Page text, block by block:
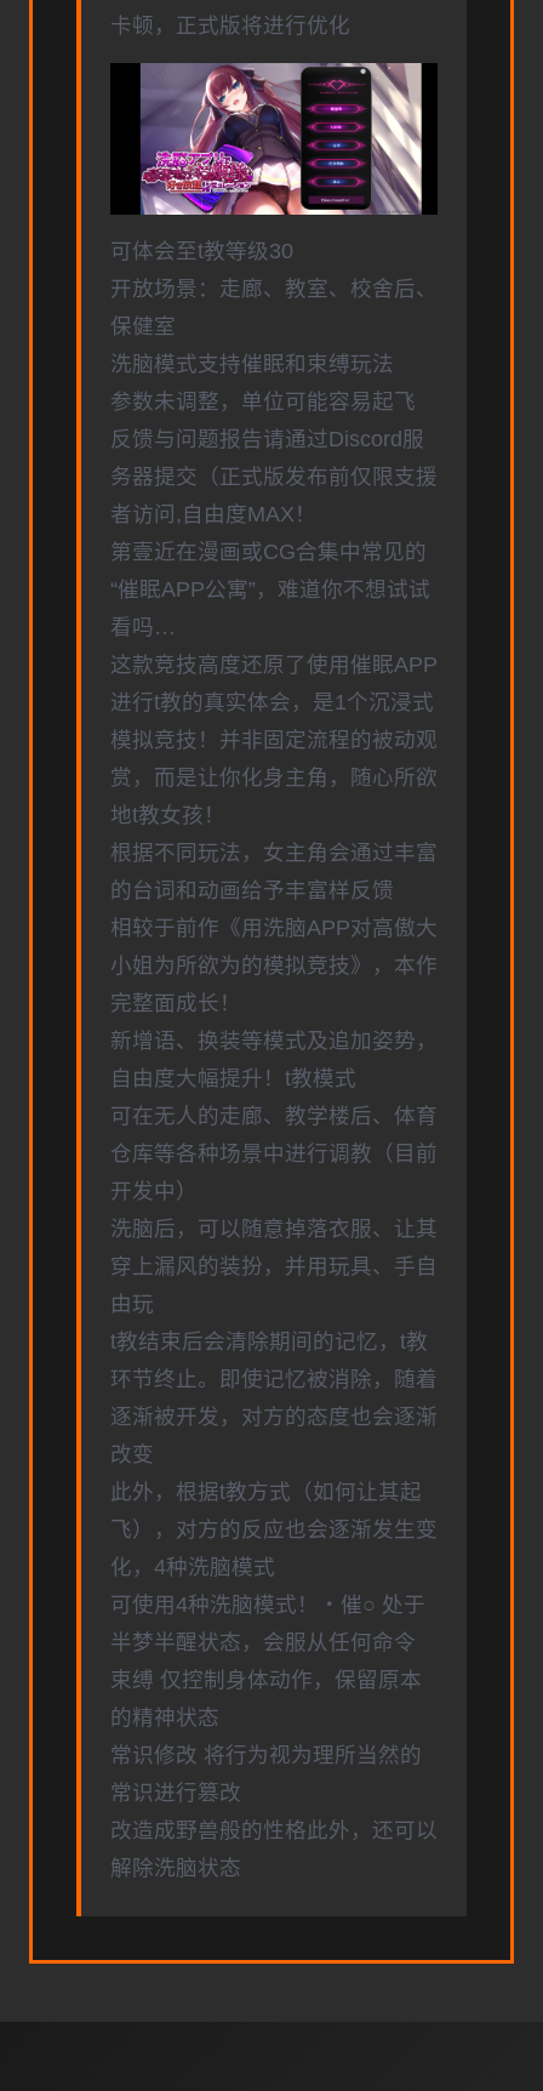
卡顿，正式版将进行优化
可体会至t教等级30
开放场景：走廊、教室、校舍后、
保健室
洗脑模式支持催眠和束缚玩法
参数未调整，单位可能容易起飞
反馈与问题报告请通过Discord服
务器提交（正式版发布前仅限支援
者访问,自由度MAX！
第壹近在漫画或CG合集中常见的
“催眠APP公寓”，难道你不想试试
看吗…
这款竞技高度还原了使用催眠APP
进行t教的真实体会，是1个沉浸式
模拟竞技！并非固定流程的被动观
赏，而是让你化身主角，随心所欲
地t教女孩！
根据不同玩法，女主角会通过丰富
的台词和动画给予丰富样反馈
相较于前作《用洗脑APP对高傲大
小姐为所欲为的模拟竞技》，本作
完整面成长！
新增语、换装等模式及追加姿势，
自由度大幅提升！t教模式
可在无人的走廊、教学楼后、体育
仓库等各种场景中进行调教（目前
开发中）
洗脑后，可以随意掉落衣服、让其
穿上漏风的装扮，并用玩具、手自
由玩
t教结束后会清除期间的记忆，t教
环节终止。即使记忆被消除，随着
逐渐被开发，对方的态度也会逐渐
改变
此外，根据t教方式（如何让其起
飞），对方的反应也会逐渐发生变
化，4种洗脑模式
可使用4种洗脑模式！・催○ 处于
半梦半醒状态，会服从任何命令
束缚 仅控制身体动作，保留原本
的精神状态
常识修改 将行为视为理所当然的
常识进行篡改
改造成野兽般的性格此外，还可以
解除洗脑状态